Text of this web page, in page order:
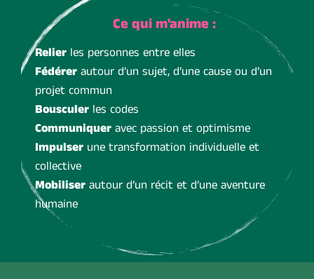
Ce qui m'anime :
Relier les personnes entre elles
Fédérer autour d’un sujet, d’une cause ou d’un
projet commun
Bousculer les codes
Communiquer avec passion et optimisme
Impulser une transformation individuelle et
collective
Mobiliser autour d’un récit et d’une aventure
humaine